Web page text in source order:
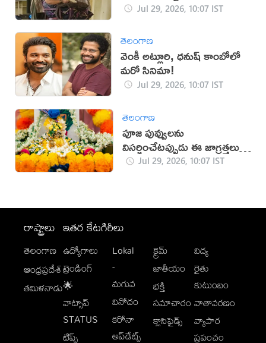
Jul 29, 2026, 10:07 IST
తెలంగాణ
వెంకీ అట్లూరి, ధనుష్ కాంబోలో
మరో సినిమా!
Jul 29, 2026, 10:07 IST
తెలంగాణ
పూజ పువ్వులను
విసర్జించేటప్పుడు ఈ జాగ్రత్తలు
తప్పనిసరి!
Jul 29, 2026, 10:07 IST
రాష్ట్రాలు
తెలంగాణ
ఆంధ్రప్రదేశ్
తమిళనాడు
ఇతర కేటగిరీలు
ఉద్యోగాలు
ట్రెండింగ్
🌟
వాట్సాప్
STATUS
టిప్స్
Lokal
-
మగువ
వినోదం
కరోనా
అప్‌డేట్స్
క్రైమ్
జాతీయం
భక్తి
సమాచారం
క్లాసిఫైడ్స్
విద్య
రైతు
కుటుంబం
వాతావరణం
వ్యాపార
ప్రపంచం